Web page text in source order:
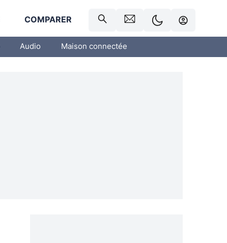
COMPARER
Audio Maison connectée